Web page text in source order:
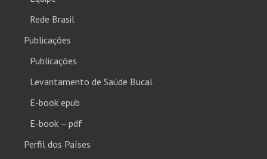
Rede Brasil
Publicações
Publicações
Levantamento de Saúde Bucal
E-book epub
E-book – pdf
Perfil dos Países